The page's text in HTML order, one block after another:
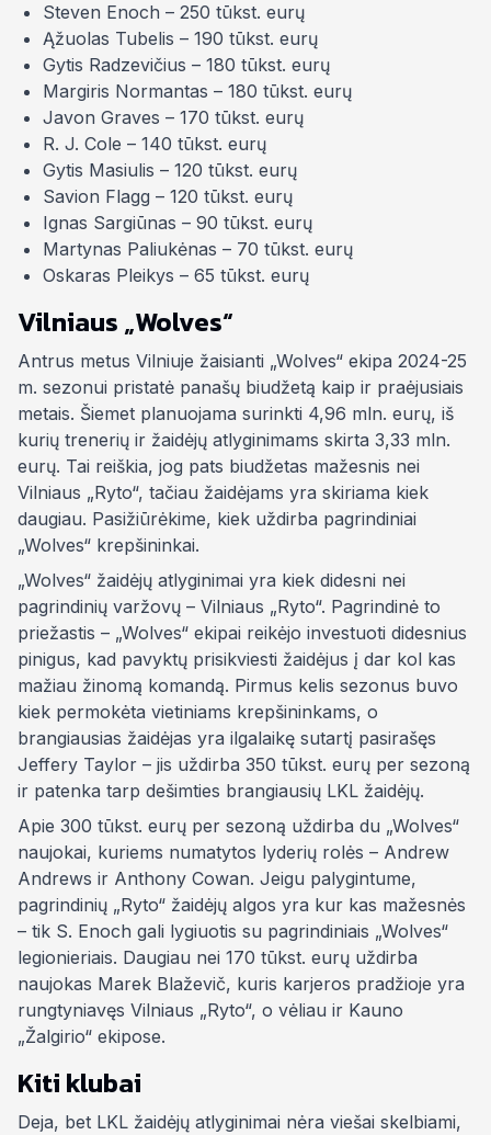
Steven Enoch – 250 tūkst. eurų
Ąžuolas Tubelis – 190 tūkst. eurų
Gytis Radzevičius – 180 tūkst. eurų
Margiris Normantas – 180 tūkst. eurų
Javon Graves – 170 tūkst. eurų
R. J. Cole – 140 tūkst. eurų
Gytis Masiulis – 120 tūkst. eurų
Savion Flagg – 120 tūkst. eurų
Ignas Sargiūnas – 90 tūkst. eurų
Martynas Paliukėnas – 70 tūkst. eurų
Oskaras Pleikys – 65 tūkst. eurų
Vilniaus „Wolves“
Antrus metus Vilniuje žaisianti „Wolves“ ekipa 2024-25
m. sezonui pristatė panašų biudžetą kaip ir praėjusiais
metais. Šiemet planuojama surinkti 4,96 mln. eurų, iš
kurių trenerių ir žaidėjų atlyginimams skirta 3,33 mln.
eurų. Tai reiškia, jog pats biudžetas mažesnis nei
Vilniaus „Ryto“, tačiau žaidėjams yra skiriama kiek
daugiau. Pasižiūrėkime, kiek uždirba pagrindiniai
„Wolves“ krepšininkai.
„Wolves“ žaidėjų atlyginimai yra kiek didesni nei
pagrindinių varžovų – Vilniaus „Ryto“. Pagrindinė to
priežastis – „Wolves“ ekipai reikėjo investuoti didesnius
pinigus, kad pavyktų prisikviesti žaidėjus į dar kol kas
mažiau žinomą komandą. Pirmus kelis sezonus buvo
kiek permokėta vietiniams krepšininkams, o
brangiausias žaidėjas yra ilgalaikę sutartį pasirašęs
Jeffery Taylor – jis uždirba 350 tūkst. eurų per sezoną
ir patenka tarp dešimties brangiausių LKL žaidėjų.
Apie 300 tūkst. eurų per sezoną uždirba du „Wolves“
naujokai, kuriems numatytos lyderių rolės – Andrew
Andrews ir Anthony Cowan. Jeigu palygintume,
pagrindinių „Ryto“ žaidėjų algos yra kur kas mažesnės
– tik S. Enoch gali lygiuotis su pagrindiniais „Wolves“
legionieriais. Daugiau nei 170 tūkst. eurų uždirba
naujokas Marek Blaževič, kuris karjeros pradžioje yra
rungtyniavęs Vilniaus „Ryto“, o vėliau ir Kauno
„Žalgirio“ ekipose.
Kiti klubai
Deja, bet LKL žaidėjų atlyginimai nėra viešai skelbiami,